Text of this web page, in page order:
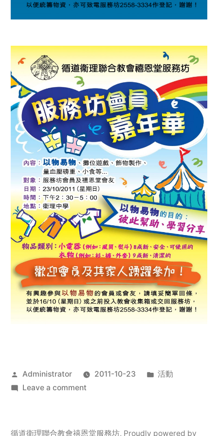
Posted
by
Administrator 2011-10-23
Posted
活動
Leave a commenton
服
循道衛理聯合教會禧恩堂服務坊, Proudly powered by